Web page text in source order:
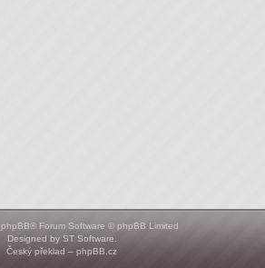
phpBB® Forum Software © phpBB Limited
Designed by ST Software
Český překlad – phpBB.cz